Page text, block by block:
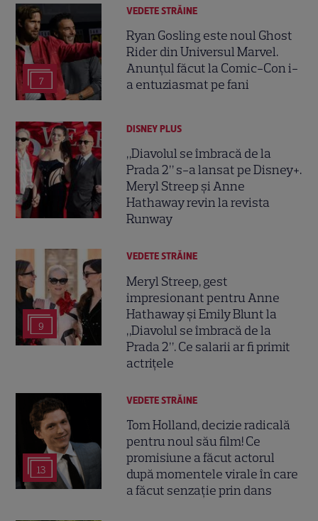
7
VEDETE STRĂINE
Ryan Gosling este noul Ghost
Rider din Universul Marvel.
Anunțul făcut la Comic-Con i-
a entuziasmat pe fani
DISNEY PLUS
„Diavolul se îmbracă de la
Prada 2” s-a lansat pe Disney+.
Meryl Streep și Anne
Hathaway revin la revista
Runway
9
VEDETE STRĂINE
Meryl Streep, gest
impresionant pentru Anne
Hathaway și Emily Blunt la
„Diavolul se îmbracă de la
Prada 2”. Ce salarii ar fi primit
actrițele
13
VEDETE STRĂINE
Tom Holland, decizie radicală
pentru noul său film! Ce
promisiune a făcut actorul
după momentele virale în care
a făcut senzație prin dans